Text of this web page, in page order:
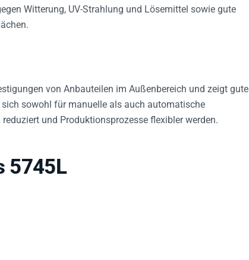
Witterung, UV-Strahlung und Lösemittel sowie gute
von Anbauteilen im Außenbereich und zeigt gute
sowohl für manuelle als auch automatische
und Produktionsprozesse flexibler werden.
5745L